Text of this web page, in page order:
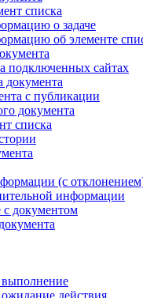
списка
о задаче
об элементе
подключенных сайтах
документа
с публикации
документа
списка
(с
информации
документом
выполнение
действия